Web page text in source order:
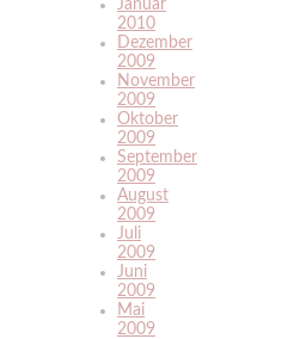
Januar
2010
Dezember
2009
November
2009
Oktober
2009
September
2009
August
2009
Juli
2009
Juni
2009
Mai
2009